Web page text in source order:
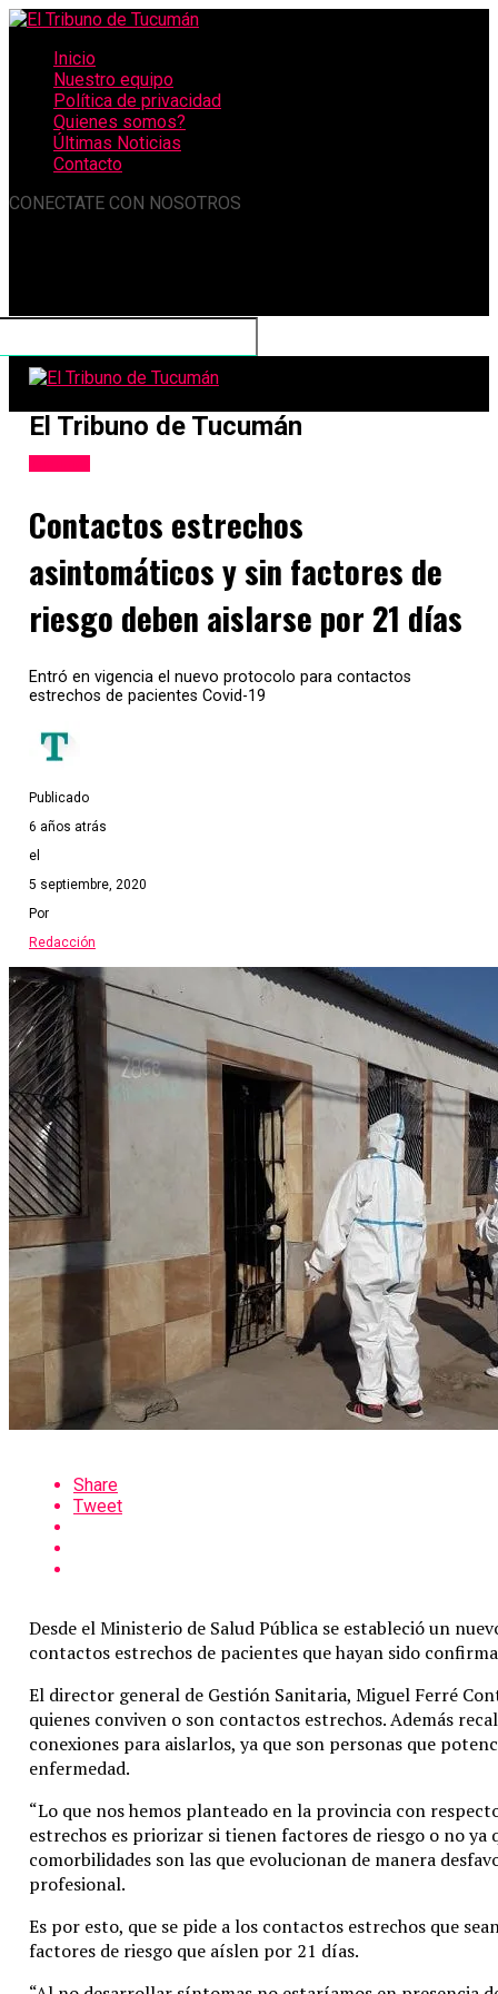
Inicio
Nuestro equipo
Política de privacidad
Quienes somos?
Últimas Noticias
Contacto
CONECTATE CON NOSOTROS
El Tribuno de Tucumán
Contactos estrechos
asintomáticos y sin factores de
riesgo deben aislarse por 21 días
Entró en vigencia el nuevo protocolo para contactos
estrechos de pacientes Covid-19
Publicado
6 años atrás
el
5 septiembre, 2020
Por
Redacción
Share
Tweet
Desde el Ministerio de Salud Pública se estableció un
contactos estrechos de pacientes que hayan sido
El director general de Gestión Sanitaria, Miguel Ferré
quienes conviven o son contactos estrechos. Además
conexiones para aislarlos, ya que son personas que
enfermedad.
“Lo que nos hemos planteado en la provincia con
estrechos es priorizar si tienen factores de riesgo o no ya
comorbilidades son las que evolucionan de manera
profesional.
Es por esto, que se pide a los contactos estrechos que
factores de riesgo que aíslen por 21 días.